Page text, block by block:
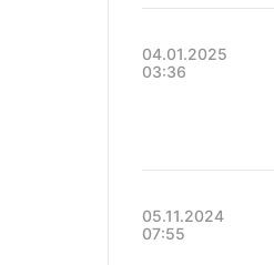
04.01.2025
03:36
05.11.2024
07:55